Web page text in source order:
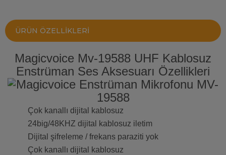
ÜRÜN ÖZELLIKLERI
Magicvoice Mv-19588 UHF Kablosuz
Enstrüman Ses Aksesuarı Özellikleri
Çok kanallı dijital kablosuz
24big/48KHZ dijital kablosuz iletim
Dijital şifreleme / frekans paraziti yok
Çok kanallı dijital kablosuz